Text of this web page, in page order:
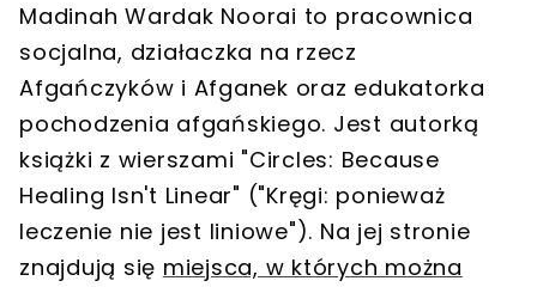
Madinah Wardak Noorai to pracownica
socjalna, działaczka na rzecz
Afgańczyków i Afganek oraz edukatorka
pochodzenia afgańskiego. Jest autorką
książki z wierszami "Circles: Because
Healing Isn't Linear" ("Kręgi: ponieważ
leczenie nie jest liniowe"). Na jej stronie
znajdują się miejsca, w których można